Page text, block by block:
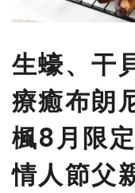
生蠔、干
療癒布朗
楓8月限
情人節父